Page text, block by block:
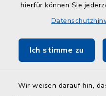
hierfür können Sie
Ich stimme zu
Wir weisen darauf hin,
Kreisverwaltung Plön
ZuFiSH